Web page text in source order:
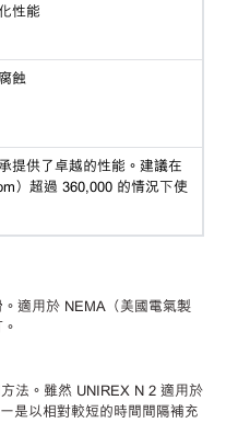
性能
蝕
提供了卓越的性能。建議在
）超過 360,000 的情況下使
適用於 NEMA（美國電氣製
法。雖然 UNIREX N 2 適用於
是以相對較短的時間間隔補充